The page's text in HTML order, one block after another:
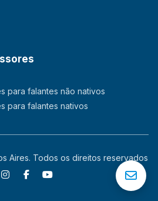
para falantes não nativos
para falantes nativos
Aires. Todos os direitos reservados